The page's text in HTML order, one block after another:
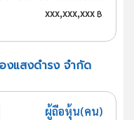
xxx,xxx,xxx฿
งแสงดำรง จำกัด
ผู้ถือหุ้น(คน)